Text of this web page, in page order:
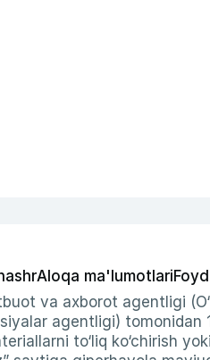
Aloqa ma'lumotlari
va axborot agentligi
agentligi)
to‘liq ko‘chirish